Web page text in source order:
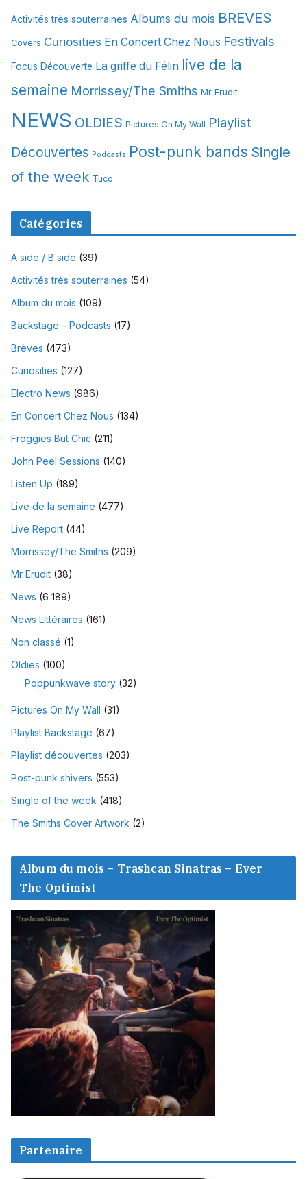
v
e
Activités très souterraines Albums du mois BREVES
Covers Curiosities En Concert Chez Nous Festivals
Focus Découverte La griffe du Félin live de la
semaine Morrissey/The Smiths Mr Erudit
NEWS OLDIES Pictures On My Wall Playlist
Découvertes Podcasts Post-punk bands Single
of the week Tuco
Catégories
A side / B side (39)
Activités très souterraines (54)
Album du mois (109)
Backstage – Podcasts (17)
Brèves (473)
Curiosities (127)
Electro News (986)
En Concert Chez Nous (134)
Froggies But Chic (211)
John Peel Sessions (140)
Listen Up (189)
Live de la semaine (477)
Live Report (44)
Morrissey/The Smiths (209)
Mr Erudit (38)
News (6 189)
News Littéraires (161)
Non classé (1)
Oldies (100)
Poppunkwave story (32)
Pictures On My Wall (31)
Playlist Backstage (67)
Playlist découvertes (203)
Post-punk shivers (553)
Single of the week (418)
The Smiths Cover Artwork (2)
Album du mois – Trashcan Sinatras – Ever
The Optimist
Partenaire